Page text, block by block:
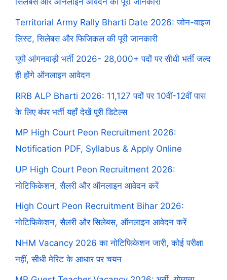
Territorial Army Rally Bharti Date 2026: जोन-वाइज
लिस्ट, सिलेबस और फिजिकल की पूरी जानकारी
यूपी आंगनवाड़ी भर्ती 2026- 28,000+ पदों पर सीधी भर्ती जल्द
ही होंगे ऑनलाइन आवेदन
RRB ALP Bharti 2026: 11,127 पदों पर 10वीं-12वीं पास
के लिए बंपर भर्ती यहाँ देखें पूरी डिटेल्स
MP High Court Peon Recruitment 2026:
Notification PDF, Syllabus & Apply Online
UP High Court Peon Recruitment 2026:
नोटिफिकेशन, सैलरी और ऑनलाइन आवेदन करें
High Court Peon Recruitment Bihar 2026:
नोटिफिकेशन, सैलरी और सिलेबस, ऑनलाइन आवेदन करें
NHM Vacancy 2026 का नोटिफिकेशन जारी, कोई परीक्षा
नहीं, सीधी मेरिट के आधार पर चयन